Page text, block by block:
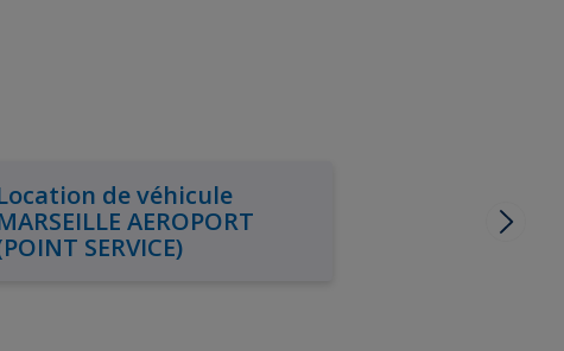
de véhicule
AEROPORT
SERVICE)